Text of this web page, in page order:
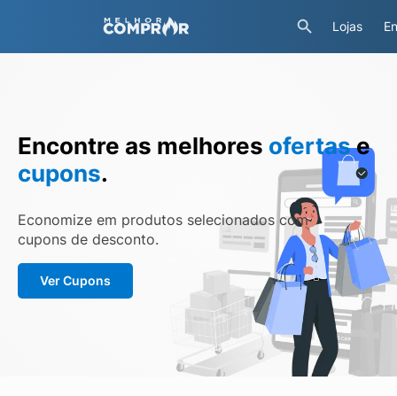
Lojas
Encontre as melhores ofertase
cupons.
Economize em produtos selecionados com
cupons de desconto.
Ver Cupons